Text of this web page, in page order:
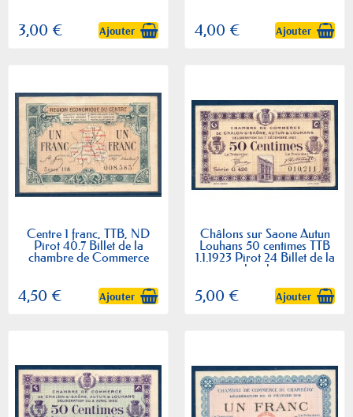
3,00 € Ajouter 4,00 € Ajouter
Centre 1 franc, TTB, ND
Pirot 40.7 Billet de la
chambre de Commerce
4,50 € Ajouter
Châlons sur Saone Autun
Louhans 50 centimes TTB
1.1.1923 Pirot 24 Billet de la
chambre...
5,00 € Ajouter